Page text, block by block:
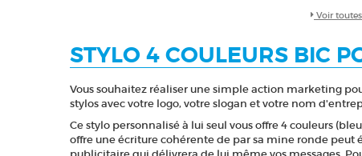
Voir
STYLO 4 COULEURS BIC
Vous souhaitez réaliser une simple action marketing
stylos avec votre logo, votre slogan et votre nom
Ce stylo personnalisé à lui seul vous offre 4 couleurs
offre une écriture cohérente de par sa mine ronde peut